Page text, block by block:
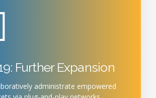
Further Expansion
administrate empowered